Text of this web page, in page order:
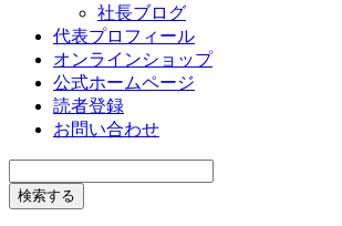
社長ブログ
代表プロフィール
オンラインショップ
公式ホームページ
読者登録
お問い合わせ